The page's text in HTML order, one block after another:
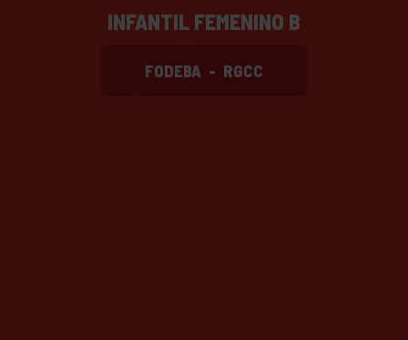
INFANTIL FEMENINO B
FODEBA - RGCC